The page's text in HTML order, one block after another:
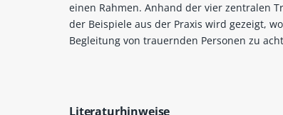
einen Rahmen. Anhand der vier zentralen
der Beispiele aus der Praxis wird gezeigt,
Begleitung von trauernden Personen zu
Literaturhinweise